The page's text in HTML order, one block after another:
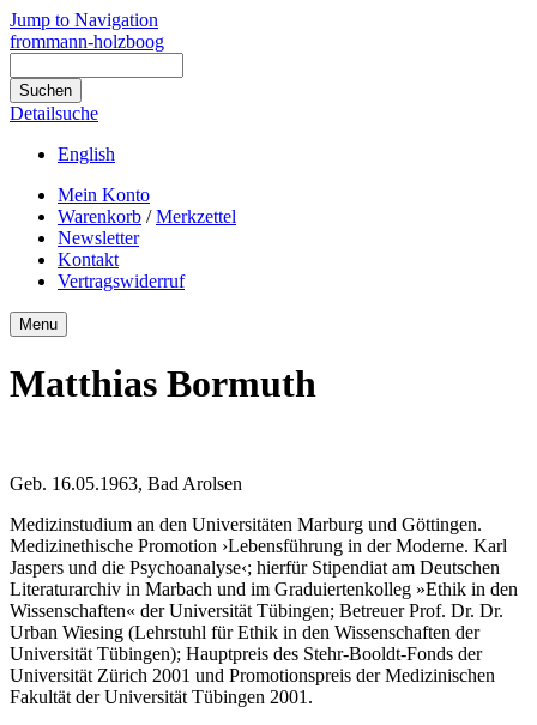
Jump to Navigation
frommann-holzboog
Detailsuche
English
Mein Konto
Warenkorb /Merkzettel
Newsletter
Kontakt
Vertragswiderruf
Menu
Matthias Bormuth
Geb. 16.05.1963, Bad Arolsen
Medizinstudium an den Universitäten Marburg und Göttingen.
Medizinethische Promotion ›Lebensführung in der Moderne. Karl
Jaspers und die Psychoanalyse‹; hierfür Stipendiat am Deutschen
Literaturarchiv in Marbach und im Graduiertenkolleg »Ethik in den
Wissenschaften« der Universität Tübingen; Betreuer Prof. Dr. Dr.
Urban Wiesing (Lehrstuhl für Ethik in den Wissenschaften der
Universität Tübingen); Hauptpreis des Stehr-Booldt-Fonds der
Universität Zürich 2001 und Promotionspreis der Medizinischen
Fakultät der Universität Tübingen 2001.